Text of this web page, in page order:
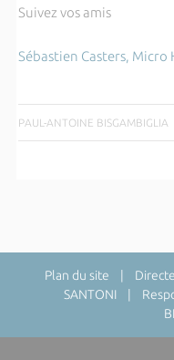
Suivez vos amis
Sébastien Casters, Micro
PAUL-ANTOINE BISGAMBIGLIA
Plan du site |
SANTONI |